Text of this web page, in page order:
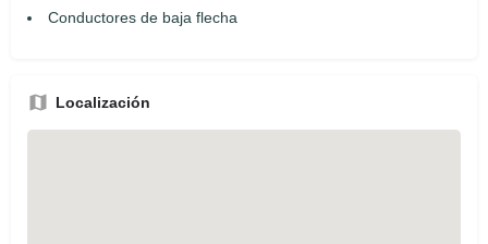
Conductores de baja flecha
Localización